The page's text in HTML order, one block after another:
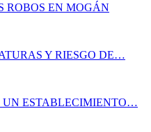
ROBOS EN MOGÁN
Y RIESGO DE…
UN ESTABLECIMIENTO…